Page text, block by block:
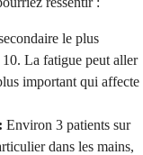
le plus
La fatigue peut aller
important qui affecte
Environ 3 patients sur
dans les mains,